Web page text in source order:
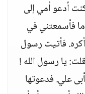
أدعو أمي إلى
فأسمعتني في
فأتيت رسول
يا رسول الله !
علي. فدعوتها